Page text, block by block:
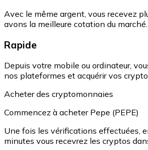
Avec le même argent, vous recevez
avons la meilleure cotation du marché.
Rapide
Depuis votre mobile ou ordinateur,
nos plateformes et acquérir vos
Acheter des cryptomonnaies
Commencez à acheter Pepe (PEPE)
Une fois les vérifications effectuées,
minutes vous recevrez les cryptos